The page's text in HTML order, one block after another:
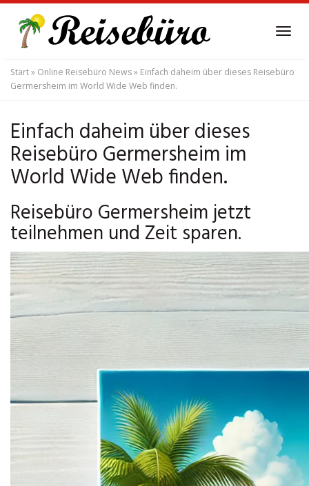
main
content
Start» Online Reisebüro News» Einfach daheim über dieses Reisebüro
Germersheim im World Wide Web finden.
Einfach daheim über dieses
Reisebüro Germersheim im
World Wide Web finden.
Reisebüro Germersheim jetzt
teilnehmen und Zeit sparen.